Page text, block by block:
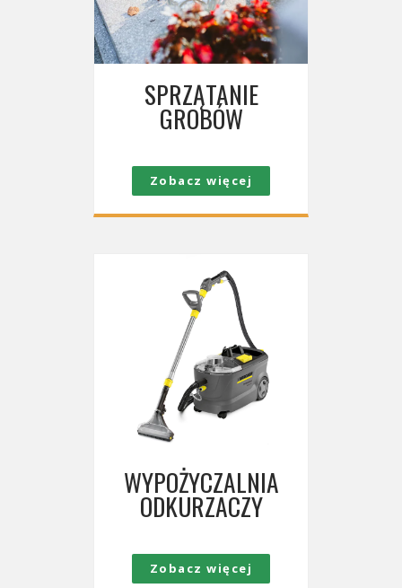
SPRZĄTANIE
GROBÓW
Zobacz więcej
WYPOŻYCZALNIA
ODKURZACZY
Zobacz więcej